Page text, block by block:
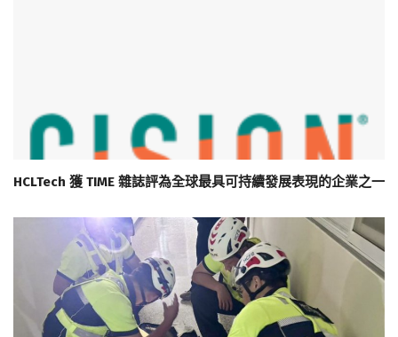
HCLTech 獲 TIME 雜誌評為全球最具可持續發展表現的企業之一